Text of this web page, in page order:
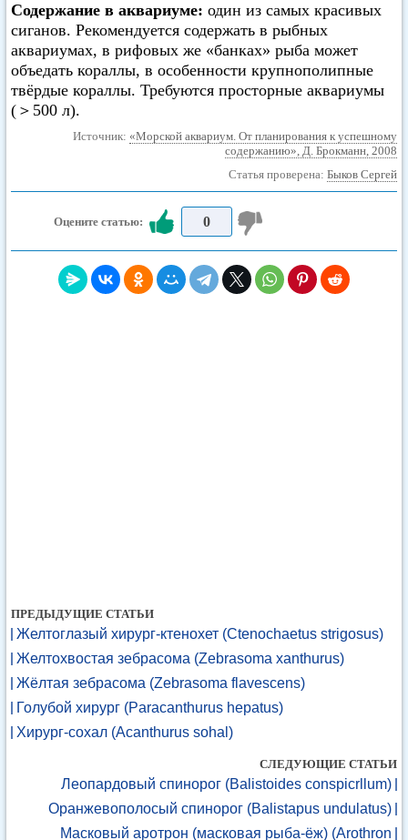
Содержание в аквариуме: один из самых красивых
сиганов. Рекомендуется содержать в рыбных
аквариумах, в рифовых же «банках» рыба может
объедать кораллы, в особенности крупнополипные
твёрдые кораллы. Требуются просторные аквариумы
(＞500 л).
Источник: «Морской аквариум. От планирования к успешному
содержанию», Д. Брокманн, 2008
Статья проверена: Быков Сергей
Оцените статью: 0
ПРЕДЫДУЩИЕ СТАТЬИ
Желтоглазый хирург-ктенохет (Ctenochaetus strigosus)
Желтохвостая зебрасома (Zebrasoma xanthurus)
Жёлтая зебрасома (Zebrasoma flavescens)
Голубой хирург (Paracanthurus hepatus)
Хирург-сохал (Acanthurus sohal)
СЛЕДУЮЩИЕ СТАТЬИ
Леопардовый спинорог (Balistoides conspicrllum)
Оранжевополосый спинорог (Balistapus undulatus)
Масковый аротрон (масковая рыба-ёж) (Arothron